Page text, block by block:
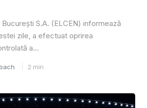
S.A. (ELCEN) informează
zile, a efectuat oprirea
a...
2 min